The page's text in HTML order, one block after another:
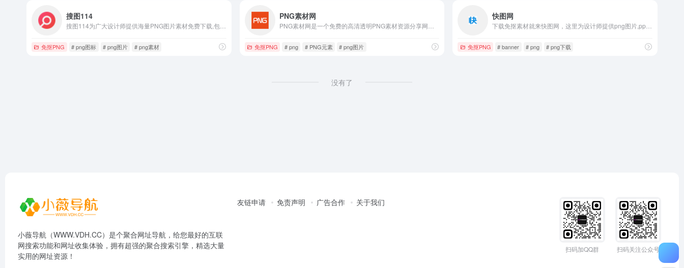
搜图114
免抠PNG # png图标 # png图片 # png素材
PNG素材网
免抠PNG # png # PNG元素 # png图片
快图网
免抠PNG # banner # png # png下载
没有了
小薇导航（WWW.VDH.CC）是个聚合网址导航，给您最好的互联
网搜索功能和网址收集体验，拥有超强的聚合搜索引擎，精选大量
实用的网址资源！
友链申请 免责声明 广告合作 关于我们
扫码加QQ群 扫码关注公众号